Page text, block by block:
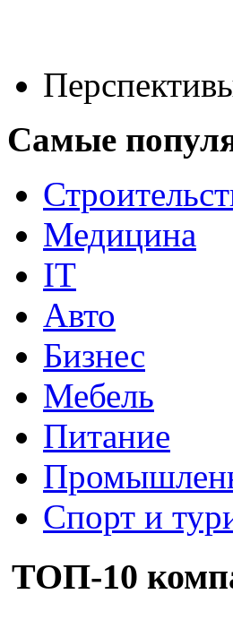
Самые
Медицина
IT
Авто
Бизнес
Мебель
Питание
Спорт и
ТОП-10